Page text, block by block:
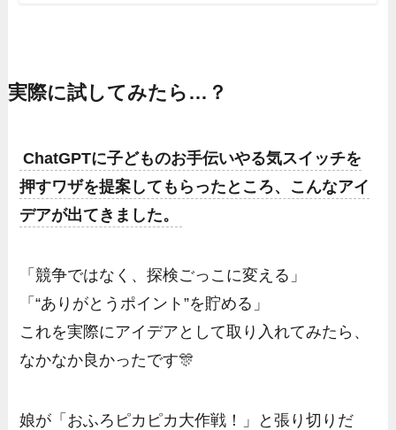
実際に試してみたら…？
ChatGPTに子どものお手伝いやる気スイッチを
押すワザを提案してもらったところ、こんなアイ
デアが出てきました。
「競争ではなく、探検ごっこに変える」
「“ありがとうポイント”を貯める」
これを実際にアイデアとして取り入れてみたら、
なかなか良かったです🎊
娘が「おふろピカピカ大作戦！」と張り切りだ